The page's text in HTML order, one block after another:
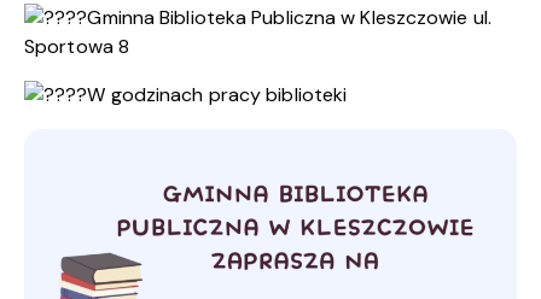
Gminna Biblioteka Publiczna w Kleszczowie ul.
Sportowa 8
W godzinach pracy biblioteki